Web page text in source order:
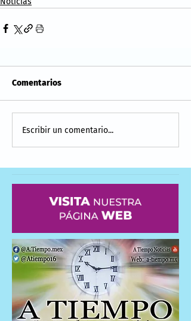
Comentarios
Escribir un comentario...